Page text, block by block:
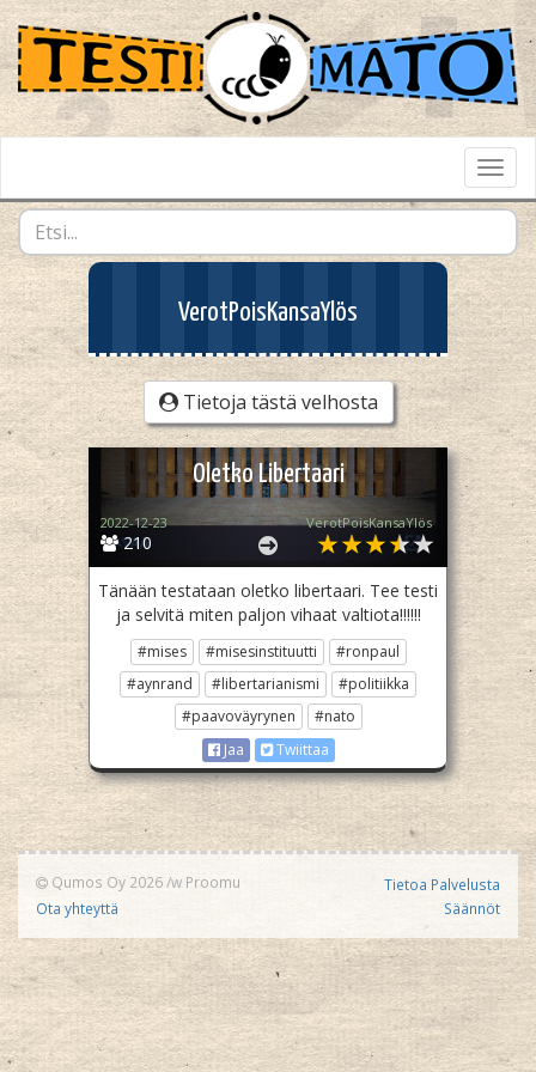
VerotPoisKansaYlös
Tietoja tästä velhosta
Oletko Libertaari
210
2022-12-23 VerotPoisKansaYlös
Tänään testataan oletko libertaari. Tee testi
ja selvitä miten paljon vihaat valtiota!!!!!!
#mises #misesinstituutti
#ronpaul
#aynrand
#libertarianismi
#politiikka
#paavoväyrynen
#nato
Jaa
Twiittaa
Qumos Oy 2026/w Proomu
Ota yhteyttä
Tietoa Palvelusta
Säännöt